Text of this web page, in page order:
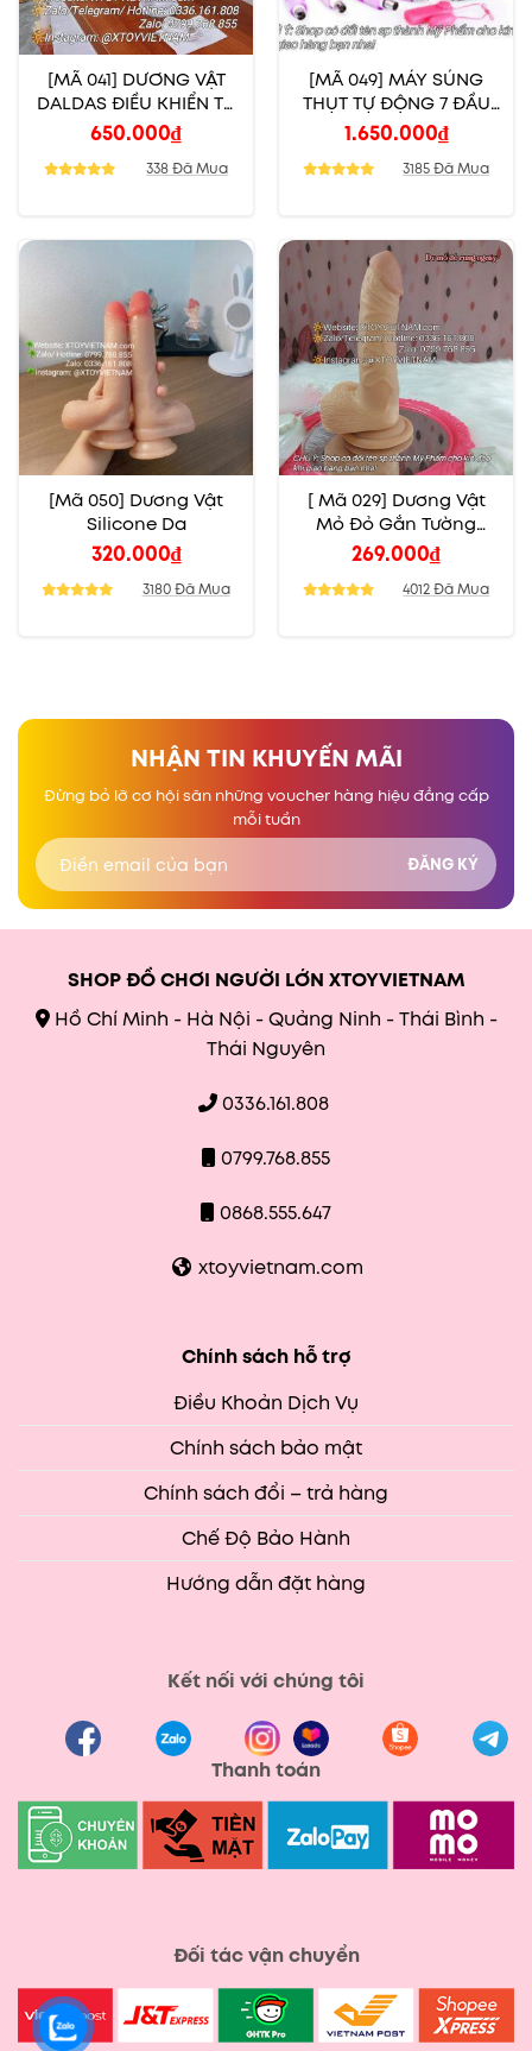
[MÃ 041] DƯƠNG VẬT
DALDAS ĐIỀU KHIỂN TỪ
XA
650.000₫
338 Đã Mua
[MÃ 049] MÁY SÚNG
THỤT TỰ ĐỘNG 7 ĐẦU
THAY
1.650.000₫
3185 Đã Mua
[Mã 050] Dương Vật
Silicone Da
320.000₫
3180 Đã Mua
[ Mã 029] Dương Vật
Mỏ Đỏ Gắn Tường
Rung Ngoáy Điều
Chỉnh Tốc Độ
269.000₫
4012 Đã Mua
NHẬN TIN KHUYẾN MÃI
Đừng bỏ lỡ cơ hội săn những voucher hàng hiệu đẳng cấp
mỗi tuần
SHOP ĐỒ CHƠI NGƯỜI LỚN XTOYVIETNAM
Hồ Chí Minh - Hà Nội - Quảng Ninh - Thái Bình -
Thái Nguyên
0336.161.808
0799.768.855
0868.555.647
xtoyvietnam.com
Chính sách hỗ trợ
Điều Khoản Dịch Vụ
Chính sách bảo mật
Chính sách đổi – trả hàng
Chế Độ Bảo Hành
Hướng dẫn đặt hàng
Kết nối với chúng tôi
Thanh toán
Đối tác vận chuyển